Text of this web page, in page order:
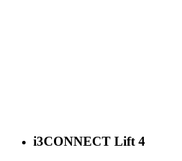
i3CONNECT Lift 4